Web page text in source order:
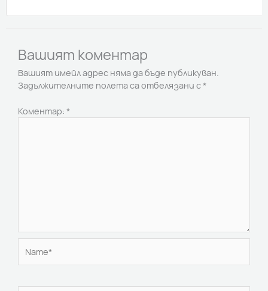
Вашият коментар
Вашият имейл адрес няма да бъде публикуван.
Задължителните полета са отбелязани с*
Коментар: *